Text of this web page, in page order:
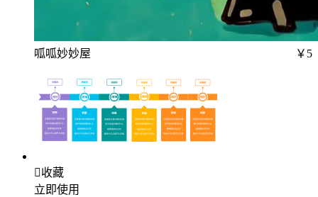
呱呱妙妙屋 ￥5
收藏
立即使用